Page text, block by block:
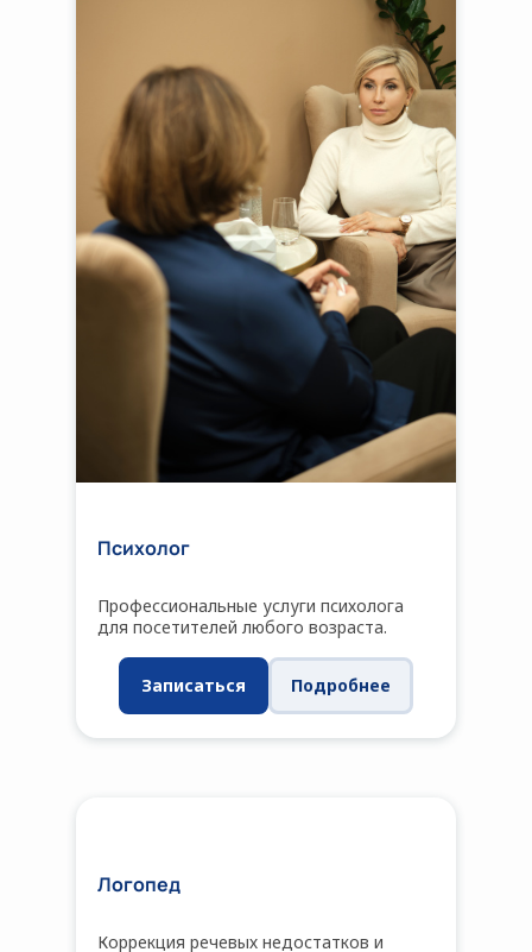
Психолог
Профессиональные услуги психолога
для посетителей любого возраста.
Записаться Подробнее
Логопед
Коррекция речевых недостатков и